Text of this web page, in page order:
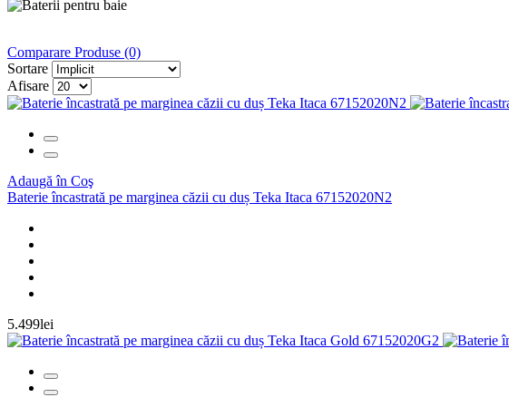
Comparare Produse (0)
Sortare
Afisare
Adaugă în Coş
Baterie încastrată pe marginea căzii cu duș Teka Itaca 67152020N2
5.499lei